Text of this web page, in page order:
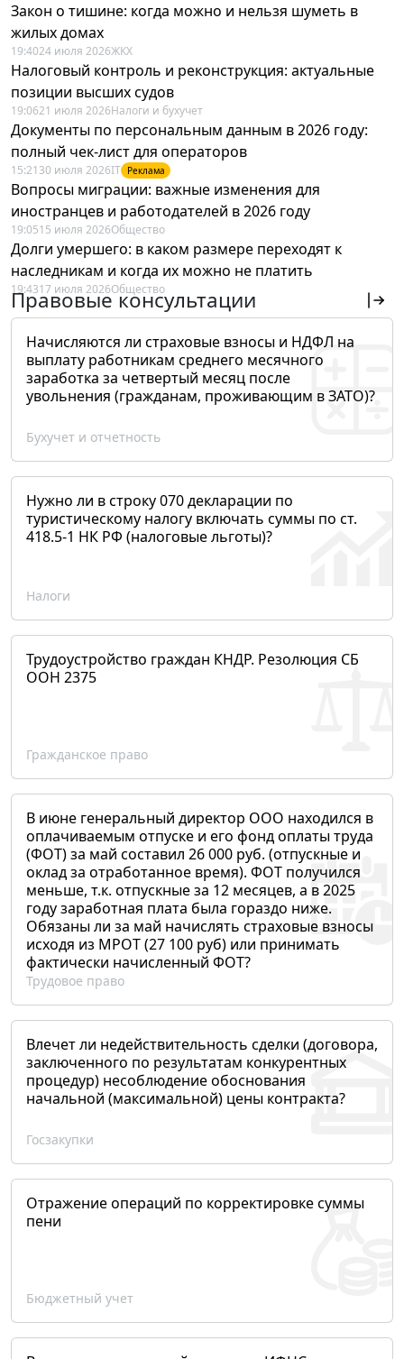
Закон о тишине: когда можно и нельзя шуметь в
жилых домах
19:4024 июля 2026ЖКХ
Налоговый контроль и реконструкция: актуальные
позиции высших судов
19:0621 июля 2026Налоги и бухучет
Документы по персональным данным в 2026 году:
полный чек-лист для операторов
15:21 30 июля 2026IT Реклама
Вопросы миграции: важные изменения для
иностранцев и работодателей в 2026 году
19:0515 июля 2026Общество
Долги умершего: в каком размере переходят к
наследникам и когда их можно не платить
19:4317 июля 2026Общество
Правовые консультации
Начисляются ли страховые взносы и НДФЛ на
выплату работникам среднего месячного
заработка за четвертый месяц после
увольнения (гражданам, проживающим в ЗАТО)?
Бухучет и отчетность
Нужно ли в строку 070 декларации по
туристическому налогу включать суммы по ст.
418.5-1 НК РФ (налоговые льготы)?
Налоги
Трудоустройство граждан КНДР. Резолюция СБ
ООН 2375
Гражданское право
В июне генеральный директор ООО находился в
оплачиваемым отпуске и его фонд оплаты труда
(ФОТ) за май составил 26 000 руб. (отпускные и
оклад за отработанное время). ФОТ получился
меньше, т.к. отпускные за 12 месяцев, а в 2025
году заработная плата была гораздо ниже.
Обязаны ли за май начислять страховые взносы
исходя из МРОТ (27 100 руб) или принимать
фактически начисленный ФОТ?
Трудовое право
Влечет ли недействительность сделки (договора,
заключенного по результатам конкурентных
процедур) несоблюдение обоснования
начальной (максимальной) цены контракта?
Госзакупки
Отражение операций по корректировке суммы
пени
Бюджетный учет